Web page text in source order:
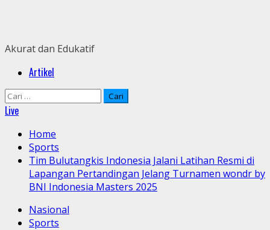
Akurat dan Edukatif
PrimaryArtikel
Cari
untuk:
Live
Home
Sports
Tim Bulutangkis Indonesia Jalani Latihan Resmi di
Lapangan Pertandingan Jelang Turnamen wondr by
BNI Indonesia Masters 2025
Nasional
Sports